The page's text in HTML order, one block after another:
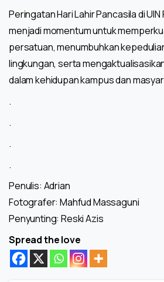
Peringatan Hari Lahir Pancasila di
menjadi momentum untuk
persatuan, menumbuhkan
lingkungan, serta
dalam kehidupan kampus dan
.
.
.
.
Penulis: Adrian
Fotografer: Mahfud Massaguni
Penyunting: Reski Azis
Spread the love